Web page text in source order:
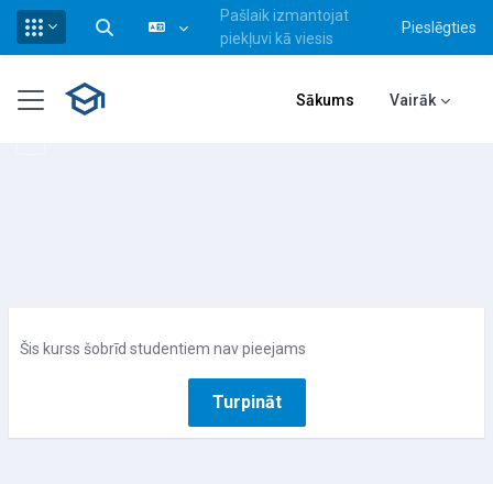
Pārslēgt meklēšanas ievadi
Pašlaik izmantojat
piekļuvi kā viesis
Pieslēgties
Sānu panelis Sākums Vairāk
Šis kurss šobrīd studentiem nav pieejams
Turpināt